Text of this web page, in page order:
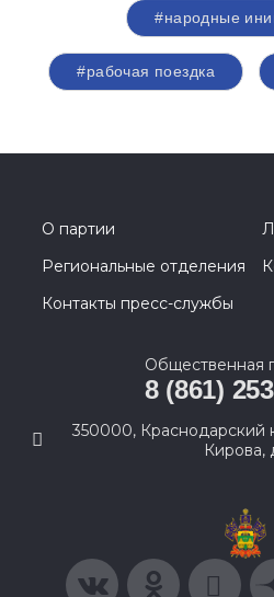
#народные
#рабочая поездка
О партии
Региональные отделения
Контакты пресс-службы
Общественная
8 (861)
350000, Краснодарский
Кирова,